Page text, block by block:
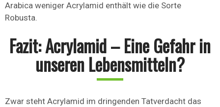
Arabica weniger Acrylamid enthält wie die Sorte
Robusta.
Fazit: Acrylamid – Eine Gefahr in
unseren Lebensmitteln?
Zwar steht Acrylamid im dringenden Tatverdacht das